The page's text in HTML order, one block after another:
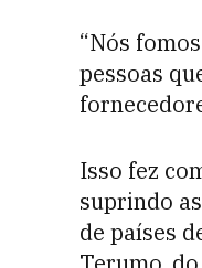
“Nós
pessoas
Isso fez
suprindo
de países